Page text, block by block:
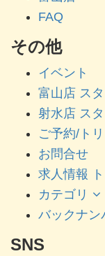
FAQ
その他
イベント
富山店 ス
射水店 ス
ご予約/ト
お問合せ
求人情報
カテゴリ
バックナン
SNS